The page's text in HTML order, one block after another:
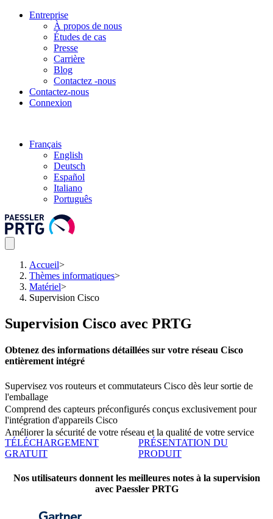
Entreprise
À propos de nous
Études de cas
Presse
Carrière
Blog
Contactez -nous
Contactez-nous
Connexion
Français
English
Deutsch
Español
Italiano
Português
Accueil>
Thèmes informatiques>
Matériel>
Supervision Cisco
Supervision Cisco avec PRTG
Obtenez des informations détaillées sur votre réseau Cisco
entièrement intégré
Supervisez vos routeurs et commutateurs Cisco dès leur sortie de
l'emballage
Comprend des capteurs préconfigurés conçus exclusivement pour
l'intégration d'appareils Cisco
Améliorer la sécurité de votre réseau et la qualité de votre service
TÉLÉCHARGEMENT
GRATUIT
PRÉSENTATION DU
PRODUIT
Nos utilisateurs donnent les meilleures notes à la supervision
avec Paessler PRTG